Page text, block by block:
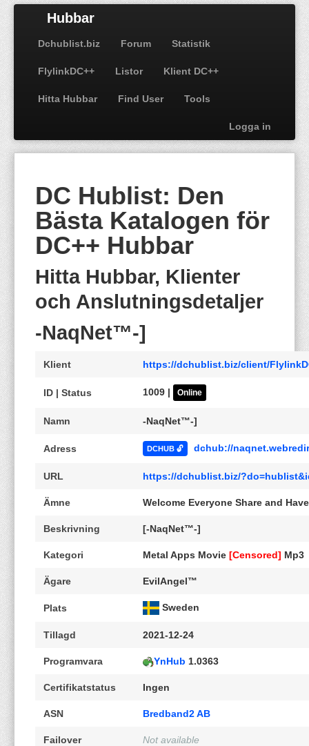
Hubbar
Dchublist.biz Forum Statistik
FlylinkDC++ Listor Klient DC++
Hitta Hubbar Find User Tools
Logga in
DC Hublist: Den
Bästa Katalogen för
DC++ Hubbar
Hitta Hubbar, Klienter
och Anslutningsdetaljer
-NaqNet™-]
Klient https://dchublist.biz/client/
ID | Status 1009 | Online
Namn -NaqNet™-]
Adress DCHUB 🔓 dchub://
URL https://dchublist.biz/
Ämne Welcome Everyone Share and
Beskrivning [-NaqNet™-]
Kategori Metal Apps Movie [Censored] Mp3
Ägare EvilAngel™
Plats Sweden
Tillagd 2021-12-24
Programvara YnHub 1.0363
Certifikatstatus Ingen
ASN Bredband2 AB
Failover Not available